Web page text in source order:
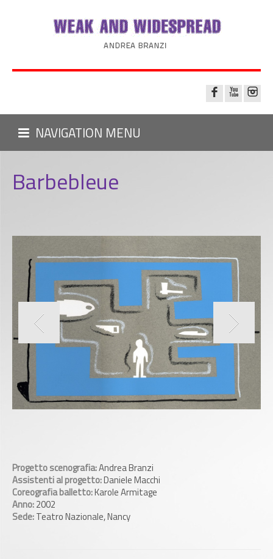
NAVIGATION MENU
Barbebleue
Progetto scenografia:Andrea Branzi
Assistenti al progetto:Daniele Macchi
Coreografia balletto:Karole Armitage
Anno:2002
Sede:Teatro Nazionale, Nancy